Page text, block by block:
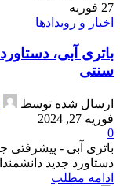
27 فوریه
اخبار و رویدادها
باتری آبی،
سنتی
ارسال شده توسط
فوریه 27, 2024
0
باتری آبی - پیشرفتی
دستاورد جدید
ادامه مطلب